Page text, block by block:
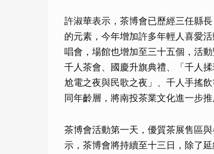
許淑華表示，茶博會已歷經三任縣
的元素，今年增加許多年輕人喜愛
唱會，場館也增加至三十五個，活
千人茶會、國慶升旗典禮、「千人
尬電之夜與民歌之夜」、千人手搖
同年齡層，將南投茶業文化進一步
茶博會活動第一天，優質茶展售區
示，茶博會將持續至十三日，除了